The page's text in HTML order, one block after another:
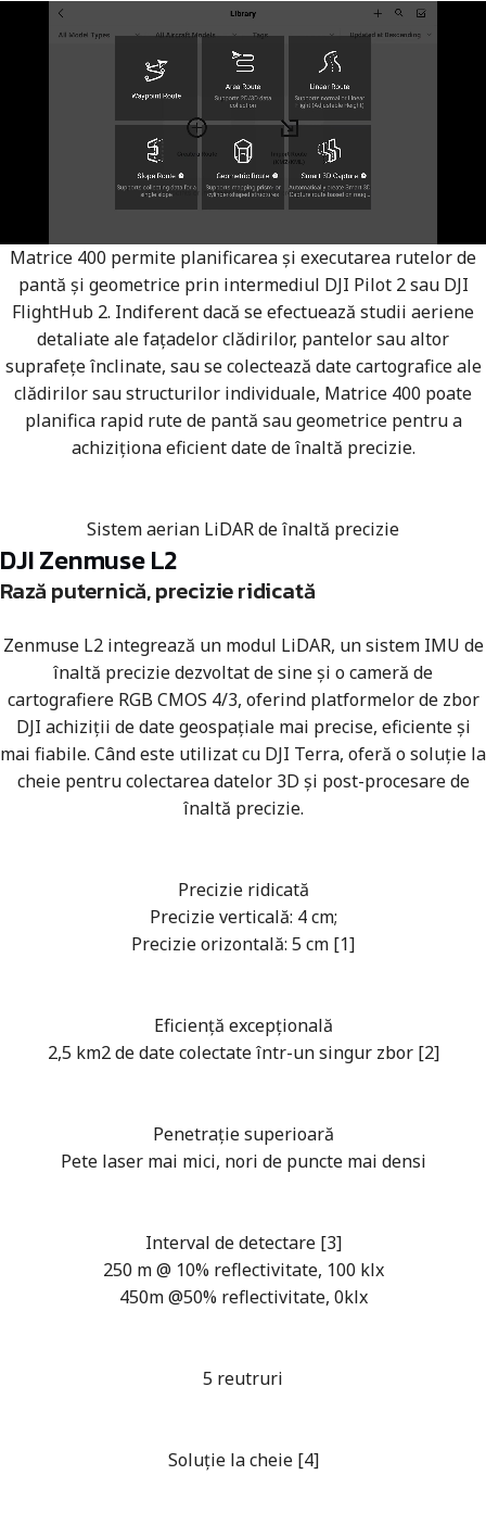
Matrice 400 permite planificarea și executarea rutelor de
pantă și geometrice prin intermediul DJI Pilot 2 sau DJI
FlightHub 2. Indiferent dacă se efectuează studii aeriene
detaliate ale fațadelor clădirilor, pantelor sau altor
suprafețe înclinate, sau se colectează date cartografice ale
clădirilor sau structurilor individuale, Matrice 400 poate
planifica rapid rute de pantă sau geometrice pentru a
achiziționa eficient date de înaltă precizie.
Sistem aerian LiDAR de înaltă precizie
DJI Zenmuse L2
Rază puternică, precizie ridicată
Zenmuse L2 integrează un modul LiDAR, un sistem IMU de
înaltă precizie dezvoltat de sine și o cameră de
cartografiere RGB CMOS 4/3, oferind platformelor de zbor
DJI achiziții de date geospațiale mai precise, eficiente și
mai fiabile. Când este utilizat cu DJI Terra, oferă o soluție la
cheie pentru colectarea datelor 3D și post-procesare de
înaltă precizie.
Precizie ridicată
Precizie verticală: 4 cm;
Precizie orizontală: 5 cm [1]
Eficiență excepțională
2,5 km2 de date colectate într-un singur zbor [2]
Penetrație superioară
Pete laser mai mici, nori de puncte mai densi
Interval de detectare [3]
250 m @ 10% reflectivitate, 100 klx
450m @50% reflectivitate, 0klx
5 reutruri
Soluție la cheie [4]